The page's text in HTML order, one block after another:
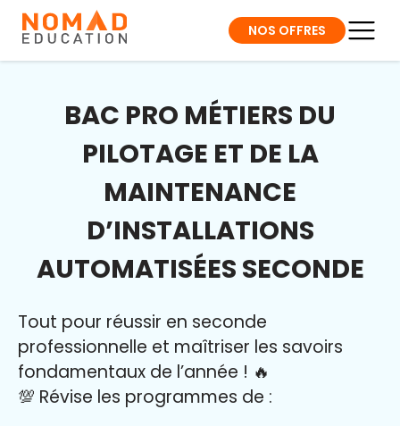
NOS OFFRES
BAC PRO MÉTIERS DU
PILOTAGE ET DE LA
MAINTENANCE
D’INSTALLATIONS
AUTOMATISÉES SECONDE
Tout pour réussir en seconde
professionnelle et maîtriser les savoirs
fondamentaux de l’année ! 🔥
💯 Révise les programmes de :